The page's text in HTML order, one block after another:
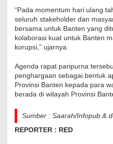
“Pada momentum hari ulang
seluruh stakeholder dan
bersama untuk Banten yang
kolaborasi kuat untuk Banten
korupsi,” ujarnya.
Agenda rapat paripurna
penghargaan sebagai bentuk
Provinsi Banten kepada para
berada di wilayah Provinsi
Sumber : Saarah/Infopub &
REPORTER : RED